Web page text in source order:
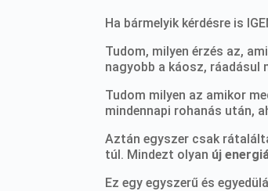
Ha bármelyik kérdésre is
Tudom, milyen érzés az,
nagyobb a káosz, ráadásul
Tudom milyen az amikor
mindennapi rohanás után,
Aztán egyszer csak
túl. Mindezt olyan új
Ez egy egyszerű és